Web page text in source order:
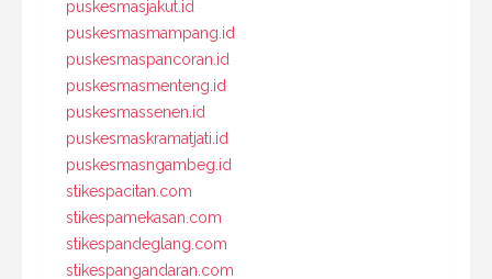
puskesmasjakut.id
puskesmasmampang.id
puskesmaspancoran.id
puskesmasmenteng.id
puskesmassenen.id
puskesmaskramatjati.id
puskesmasngambeg.id
stikespacitan.com
stikespamekasan.com
stikespandeglang.com
stikespangandaran.com